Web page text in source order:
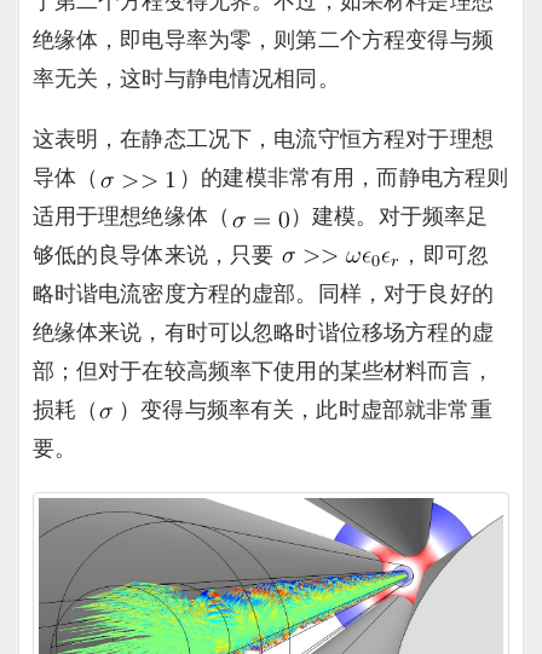
绝缘体，即电导率为零，则第二个方程变得与频
率无关，这时与静电情况相同。
这表明，在静态工况下，电流守恒方程对于理想
导体（
）的建模非常有用，而静电方程则
适用于理想绝缘体（
）建模。对于频率足
够低的良导体来说，只要
，即可忽
略时谐电流密度方程的虚部。同样，对于良好的
绝缘体来说，有时可以忽略时谐位移场方程的虚
部；但对于在较高频率下使用的某些材料而言，
损耗（
）变得与频率有关，此时虚部就非常重
要。